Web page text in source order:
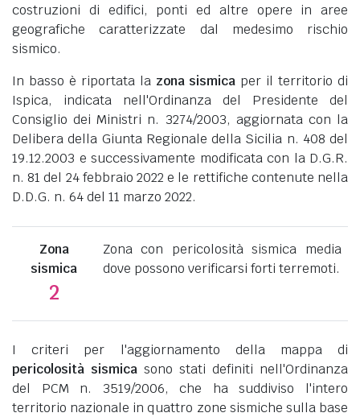
costruzioni di edifici, ponti ed altre opere in aree
geografiche caratterizzate dal medesimo rischio
sismico.
In basso è riportata la zona sismica per il territorio di
Ispica, indicata nell'Ordinanza del Presidente del
Consiglio dei Ministri n. 3274/2003, aggiornata con la
Delibera della Giunta Regionale della Sicilia n. 408 del
19.12.2003 e successivamente modificata con la D.G.R.
n. 81 del 24 febbraio 2022 e le rettifiche contenute nella
D.D.G. n. 64 del 11 marzo 2022.
Zona
sismica
2
Zona con pericolosità sismica media
dove possono verificarsi forti terremoti.
I criteri per l'aggiornamento della mappa di
pericolosità sismica sono stati definiti nell'Ordinanza
del PCM n. 3519/2006, che ha suddiviso l'intero
territorio nazionale in quattro zone sismiche sulla base